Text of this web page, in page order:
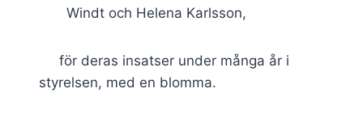
Windt och Helena Karlsson,
för deras insatser under många år i
styrelsen, med en blomma.